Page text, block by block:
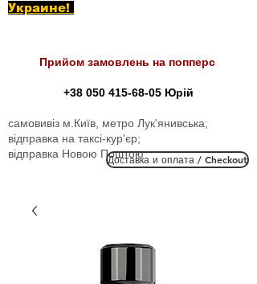
Украине!
Прийом замовлень на попперс
+38 050 415-68-05 Юрій
самовивіз м.Київ, метро Лук'янивська;
відправка на таксі-кур'єр;
відправка Новою ПоштоюДоставка и оплата / Checkout